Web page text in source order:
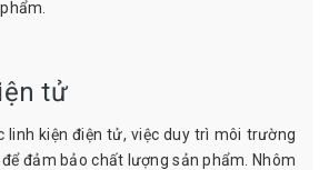
tử
linh kiện điện tử, việc duy trì môi trường
đảm bảo chất lượng sản phẩm. Nhôm